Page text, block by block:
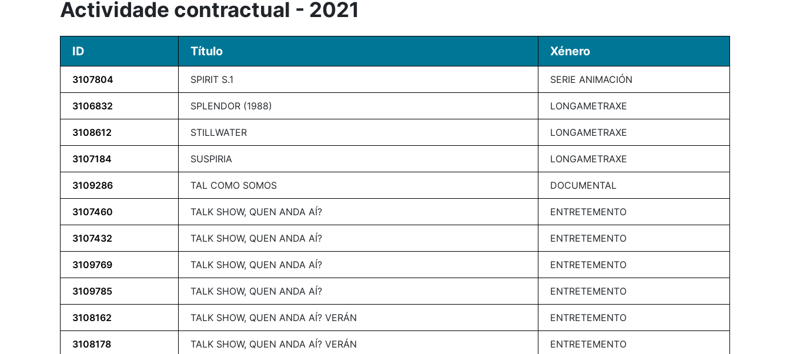
Actividade contractual - 2021
ID Título Xénero
3107804 SPIRIT S.1 SERIE ANIMACIÓN
3106832 SPLENDOR (1988) LONGAMETRAXE
3108612 STILLWATER LONGAMETRAXE
3107184 SUSPIRIA LONGAMETRAXE
3109286 TAL COMO SOMOS DOCUMENTAL
3107460 TALK SHOW, QUEN ANDA AÍ? ENTRETEMENTO
3107432 TALK SHOW, QUEN ANDA AÍ? ENTRETEMENTO
3109769 TALK SHOW, QUEN ANDA AÍ? ENTRETEMENTO
3109785 TALK SHOW, QUEN ANDA AÍ? ENTRETEMENTO
3108162 TALK SHOW, QUEN ANDA AÍ? VERÁN ENTRETEMENTO
3108178 TALK SHOW, QUEN ANDA AÍ? VERÁN ENTRETEMENTO